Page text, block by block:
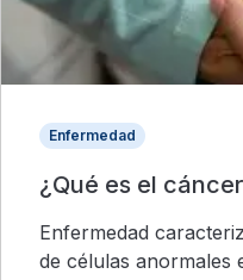
Enfermedad
¿Qué es el
Enfermedad
de células anormales